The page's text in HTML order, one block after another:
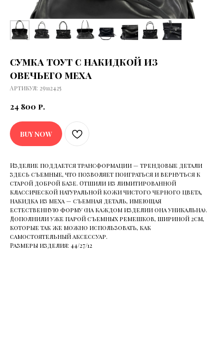
сумка тоут с накидкой из
овечьего меха
Артикул: 29112425
24 800 р.
BUY NOW
Изделие поддается трансформации — трендовые детали
здесь съемные, что позволяет поиграться и вернуться к
старой доброй базе. Отшили из лимитированной
классической натуральной кожи чистого черного цвета,
накидка из меха — съемная деталь, имеющая
естественную форму (на каждом изделии она уникальна).
Дополнили уже парой съемных ремешков, шириной 2см,
которые так же можно использовать, как
самостоятельный аксессуар.
Размеры изделия: 44/27/12